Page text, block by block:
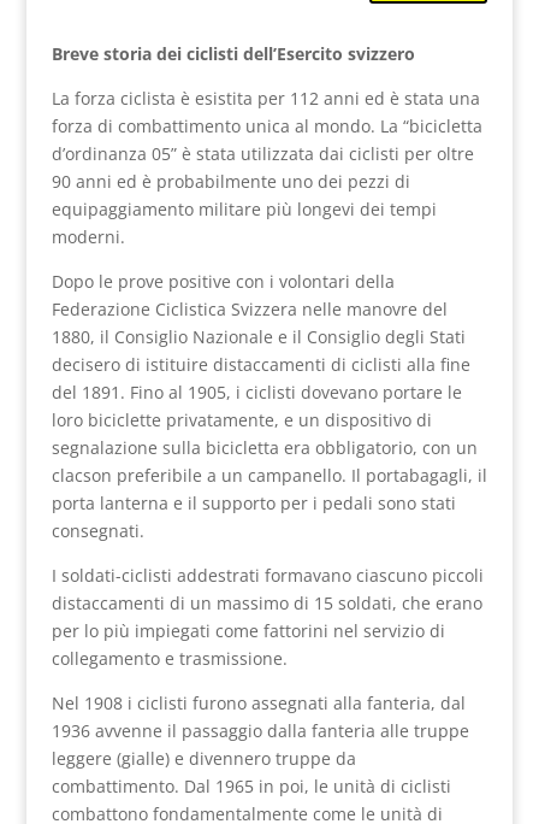
Breve storia dei ciclisti dell’Esercito svizzero
La forza ciclista è esistita per 112 anni ed è stata una
forza di combattimento unica al mondo. La “bicicletta
d’ordinanza 05” è stata utilizzata dai ciclisti per oltre
90 anni ed è probabilmente uno dei pezzi di
equipaggiamento militare più longevi dei tempi
moderni.
Dopo le prove positive con i volontari della
Federazione Ciclistica Svizzera nelle manovre del
1880, il Consiglio Nazionale e il Consiglio degli Stati
decisero di istituire distaccamenti di ciclisti alla fine
del 1891. Fino al 1905, i ciclisti dovevano portare le
loro biciclette privatamente, e un dispositivo di
segnalazione sulla bicicletta era obbligatorio, con un
clacson preferibile a un campanello. Il portabagagli, il
porta lanterna e il supporto per i pedali sono stati
consegnati.
I soldati-ciclisti addestrati formavano ciascuno piccoli
distaccamenti di un massimo di 15 soldati, che erano
per lo più impiegati come fattorini nel servizio di
collegamento e trasmissione.
Nel 1908 i ciclisti furono assegnati alla fanteria, dal
1936 avvenne il passaggio dalla fanteria alle truppe
leggere (gialle) e divennero truppe da
combattimento. Dal 1965 in poi, le unità di ciclisti
combattono fondamentalmente come le unità di